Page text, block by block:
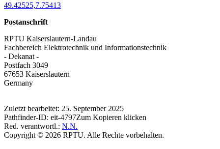
49.42525,7.75413
Postanschrift
RPTU Kaiserslautern-Landau
Fachbereich Elektrotechnik und Informationstechnik
- Dekanat -
Postfach 3049
67653 Kaiserslautern
Germany
Zuletzt bearbeitet: 25. September 2025
Pathfinder-ID: eit-4797Zum Kopieren klicken
Red. verantwortl.: N.N.
Copyright © 2026 RPTU. Alle Rechte vorbehalten.